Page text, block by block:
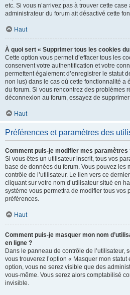
etc. Si vous n’arrivez pas à trouver cette
administrateur du forum ait désactivé cette
Haut
À quoi sert « Supprimer tous les cookies
Cette option vous permet d’effacer tous les
conservent votre authentification et votre
permettent également d’enregistrer le statut
non lus) dans le cas où cette fonctionnalité a
du forum. Si vous rencontrez des problèmes
déconnexion au forum, essayez de
Haut
Préférences et paramètres des
Comment puis-je modifier mes paramètres
Si vous êtes un utilisateur inscrit, tous vos
base de données du forum. Vous pouvez les
contrôle de l’utilisateur. Le lien vers ce
cliquant sur votre nom d’utilisateur situé en
système vous permettra de modifier tous vos
préférences.
Haut
Comment puis-je masquer mon nom
en ligne ?
Dans le panneau de contrôle de l’utilisateur,
vous trouverez l’option « Masquer mon
option, vous ne serez visible que des
vous-même. Vous serez alors comptabilisé
invisible.